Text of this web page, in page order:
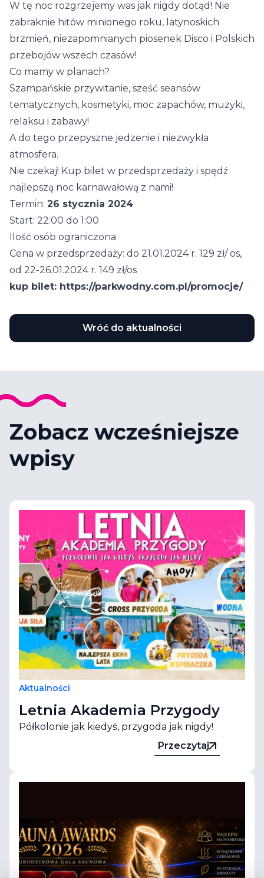
W tę noc rozgrzejemy was jak nigdy dotąd! Nie
zabraknie hitów minionego roku, latynoskich
brzmień, niezapomnianych piosenek Disco i Polskich
przebojów wszech czasów!
Co mamy w planach?
Szampańskie przywitanie, sześć seansów
tematycznych, kosmetyki, moc zapachów, muzyki,
relaksu i zabawy!
A do tego przepyszne jedzenie i niezwykła
atmosfera.
Nie czekaj! Kup bilet w przedsprzedaży i spędź
najlepszą noc karnawałową z nami!
Termin: 26 stycznia 2024
Start: 22:00 do 1:00
Ilość osób ograniczona
Cena w przedsprzedaży: do 21.01.2024 r. 129 zł/ os,
od 22-26.01.2024 r. 149 zł/os
kup bilet: https://parkwodny.com.pl/promocje/
Wróć do aktualności
Zobacz wcześniejsze
wpisy
Aktualności
Letnia Akademia Przygody
Półkolonie jak kiedyś, przygoda jak nigdy!
Przeczytaj